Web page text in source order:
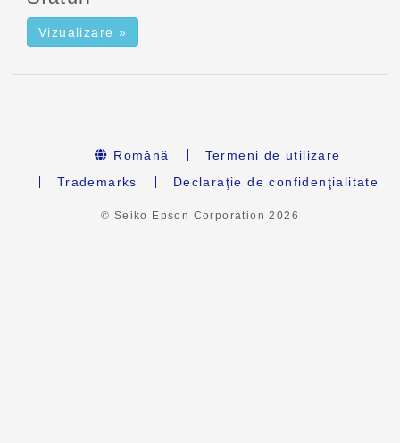
Vizualizare »
Română
Termeni de utilizare
Trademarks
Declaraţie de confidenţialitate
© Seiko Epson Corporation2026